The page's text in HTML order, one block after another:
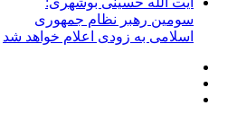
سومین رهبر نظام جمهوری
اسلامی به زودی اعلام خواهد شد